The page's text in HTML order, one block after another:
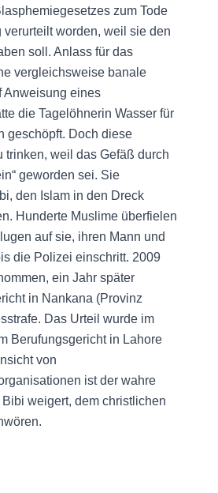
zum Tode
verurteilt worden, weil sie den
soll. Anlass für das
vergleichsweise banale
Anweisung eines
die Tagelöhnerin Wasser für
geschöpft. Doch diese
trinken, weil das Gefäß durch
geworden sei. Sie
den Islam in den Dreck
Hunderte Muslime überfielen
auf sie, ihren Mann und
die Polizei einschritt. 2009
ein Jahr später
in Nankana (Provinz
Das Urteil wurde im
Berufungsgericht in Lahore
von
ist der wahre
weigert, dem christlichen